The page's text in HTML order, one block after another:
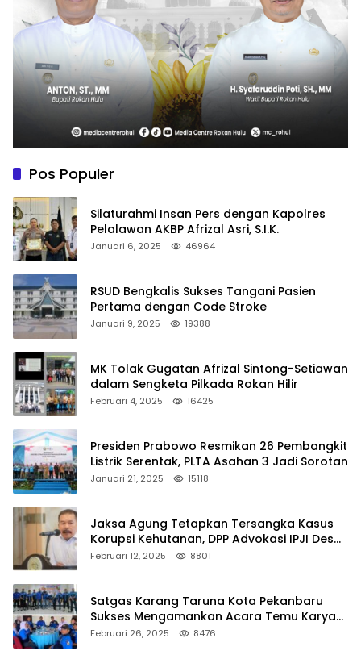
Pos Populer
Silaturahmi Insan Pers dengan Kapolres
Pelalawan AKBP Afrizal Asri, S.I.K.
Januari 6, 2025 46964
RSUD Bengkalis Sukses Tangani Pasien
Pertama dengan Code Stroke
Januari 9, 2025 19388
MK Tolak Gugatan Afrizal Sintong-Setiawan
dalam Sengketa Pilkada Rokan Hilir
Februari 4, 2025 16425
Presiden Prabowo Resmikan 26 Pembangkit
Listrik Serentak, PLTA Asahan 3 Jadi Sorotan
Januari 21, 2025 15118
Jaksa Agung Tetapkan Tersangka Kasus
Korupsi Kehutanan, DPP Advokasi IPJI Desak
Pengusutan Pajak RAPP
Februari 12, 2025 8801
Satgas Karang Taruna Kota Pekanbaru
Sukses Mengamankan Acara Temu Karya
VII Karang Taruna Pekanbaru
Februari 26, 2025 8476